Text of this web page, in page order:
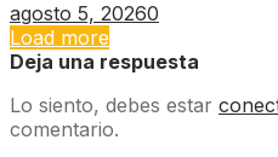
agosto 5, 20260
Load more
Deja una respuesta
Lo siento, debes estar
comentario.